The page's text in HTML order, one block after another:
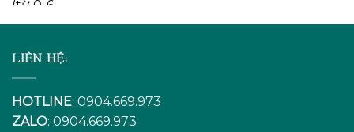
LIÊN HỆ:
HOTLINE: 0904.669.973
ZALO: 0904.669.973